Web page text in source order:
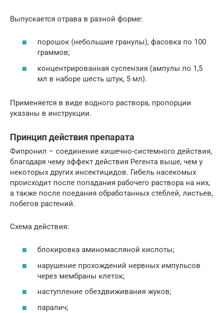
Выпускается отрава в разной форме:
порошок (небольшие гранулы), фасовка по 100
граммов;
концентрированная суспензия (ампулы по 1,5
мл в наборе шесть штук, 5 мл).
Применяется в виде водного раствора, пропорции
указаны в инструкции.
Принцип действия препарата
Фипронил – соединение кишечно-системного действия,
благодаря чему эффект действия Регента выше, чем у
некоторых других инсектицидов. Гибель насекомых
происходит после попадания рабочего раствора на них,
а также после поедания обработанных стеблей, листьев,
побегов растений.
Схема действия:
блокировка аминомасляной кислоты;
нарушение прохождений нервных импульсов
через мембраны клеток;
наступление обездвиживания жуков;
паралич;